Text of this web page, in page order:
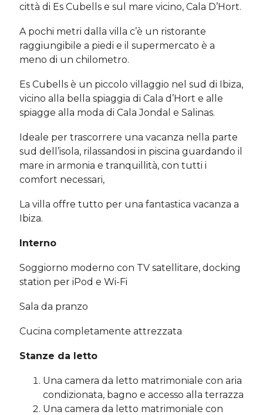
città di Es Cubells e sul mare vicino, Cala D’Hort.
A pochi metri dalla villa c’è un ristorante
raggiungibile a piedi e il supermercato è a
meno di un chilometro.
Es Cubells è un piccolo villaggio nel sud di Ibiza,
vicino alla bella spiaggia di Cala d’Hort e alle
spiagge alla moda di Cala Jondal e Salinas.
Ideale per trascorrere una vacanza nella parte
sud dell’isola, rilassandosi in piscina guardando il
mare in armonia e tranquillità, con tutti i
comfort necessari,
La villa offre tutto per una fantastica vacanza a
Ibiza.
Interno
Soggiorno moderno con TV satellitare, docking
station per iPod e Wi-Fi
Sala da pranzo
Cucina completamente attrezzata
Stanze da letto
Una camera da letto matrimoniale con aria
condizionata, bagno e accesso alla terrazza
Una camera da letto matrimoniale con